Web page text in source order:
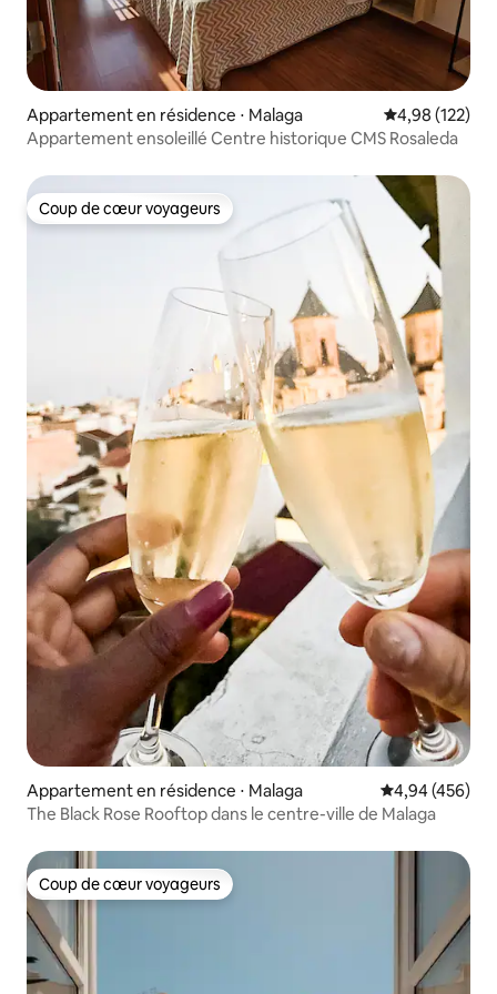
Appartement en résidence ⋅ Malaga Évaluation
4,98 (122)
Appartement ensoleillé Centre historique CMS Rosaleda
Coup de cœur voyageurs
Coup de cœur voyageurs
Appartement en résidence ⋅ Malaga Évaluation
4,94 (456)
The Black Rose Rooftop dans le centre-ville de Malaga
Coup de cœur voyageurs
Coup de cœur voyageurs